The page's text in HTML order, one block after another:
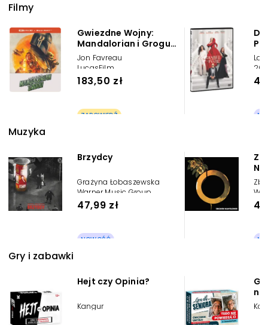
Filmy
Gwiezdne Wojny:
Mandalorian i Grogu
(2 Blu-ray 4K)
Steelbook
Jon Favreau
LucasFilm
183,50 zł
ZAPOWIEDŹ
Muzyka
Brzydcy
Grażyna Łobaszewska
Warner Music Group
47,99 zł
NOWOŚĆ
Gry i zabawki
Hejt czy Opinia?
Kangur